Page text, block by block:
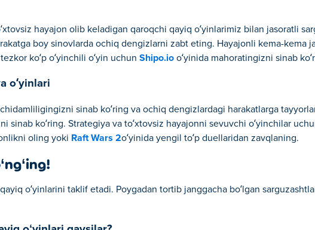
hayajon olib keladigan qaroqchi qayiq o‘yinlarimiz bilan jasoratli
boy sinovlarda ochiq dengizlarni zabt eting. Hayajonli kema-kema
ko‘p o‘yinchili o‘yin uchun Shipo.io o‘yinida mahoratingizni sinab
o‘yinlari
sinab ko‘ring va ochiq dengizlardagi harakatlarga
sinab ko‘ring. Strategiya va to‘xtovsiz hayajonni sevuvchi o‘yinchilar
oling yoki Raft Wars 2o‘yinida yengil to‘p duellaridan zavqlaning.
o‘yinlarini taklif etadi. Poygadan tortib janggacha bo‘lgan